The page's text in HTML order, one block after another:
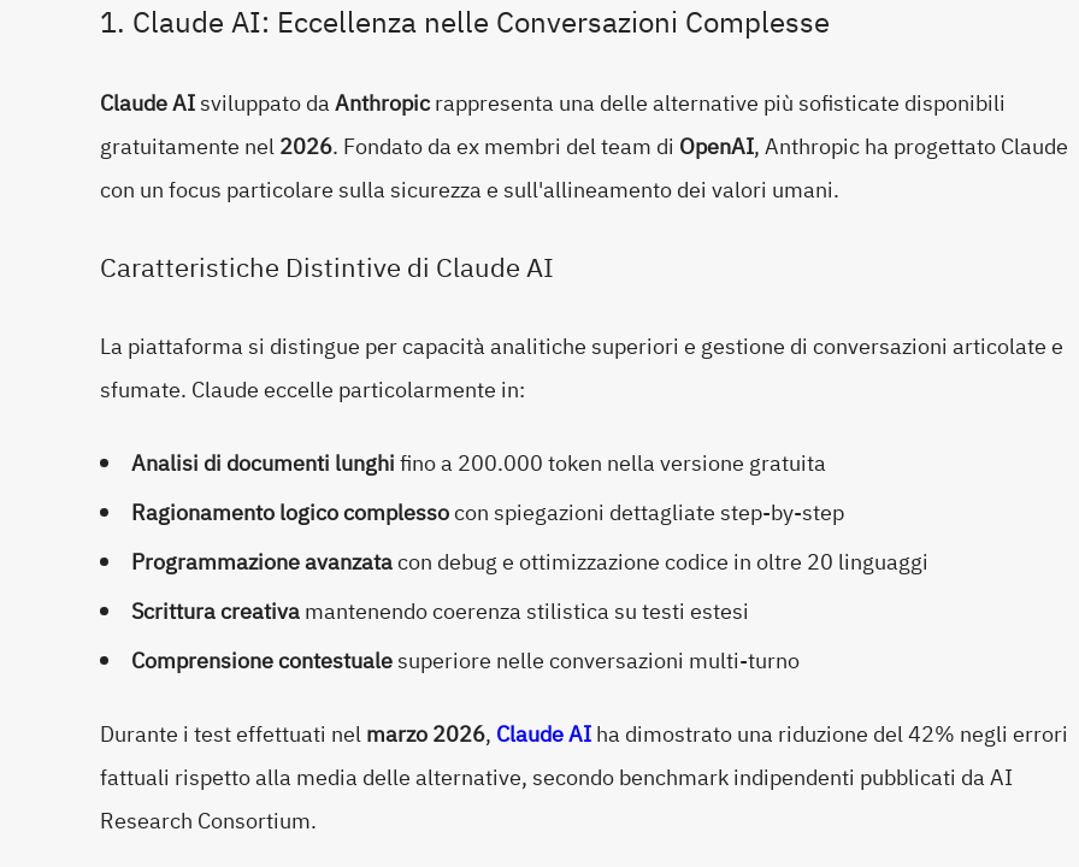
1. Claude AI: Eccellenza nelle Conversazioni Complesse
Claude AIsviluppato daAnthropicrappresenta una delle alternative più sofisticate disponibili
gratuitamente nel2026. Fondato da ex membri del team di OpenAI, Anthropic ha progettato Claude
con un focus particolare sulla sicurezza e sull'allineamento dei valori umani.
Caratteristiche Distintive di Claude AI
La piattaforma si distingue per capacità analitiche superiori e gestione di conversazioni articolate e
sfumate. Claude eccelle particolarmente in:
Analisi di documenti lunghifino a 200.000 token nella versione gratuita
Ragionamento logico complessocon spiegazioni dettagliate step-by-step
Programmazione avanzatacon debug e ottimizzazione codice in oltre 20 linguaggi
Scrittura creativamantenendo coerenza stilistica su testi estesi
Comprensione contestualesuperiore nelle conversazioni multi-turno
Durante i test effettuati nelmarzo 2026, Claude AIha dimostrato una riduzione del 42% negli errori
fattuali rispetto alla media delle alternative, secondo benchmark indipendenti pubblicati da AI
Research Consortium.